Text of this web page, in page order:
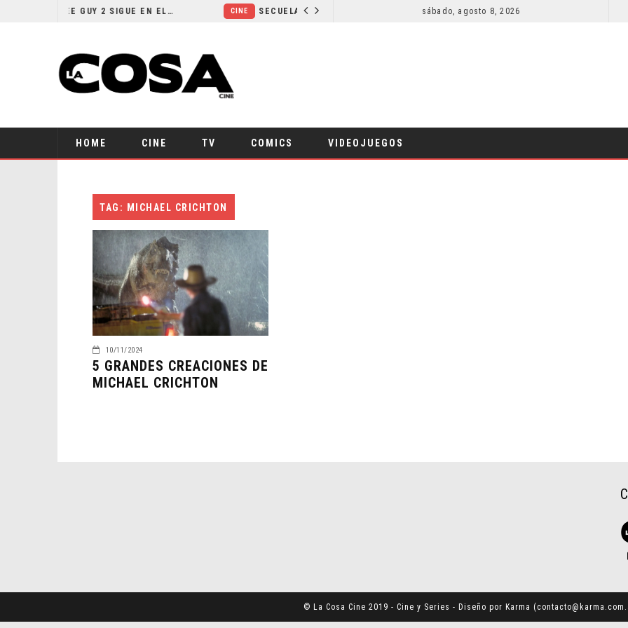
¿POR QUÉ FREE GUY 2 SIGUE EN EL LIMBO? CINE
sábado, agosto 8, 2026
HOME CINE TV COMICS VIDEOJUEGOS
TAG: MICHAEL CRICHTON
10/11/2024
5 GRANDES CREACIONES DE
MICHAEL CRICHTON
© La Cosa Cine 2019 - Cine y Series - Diseño por Karma (